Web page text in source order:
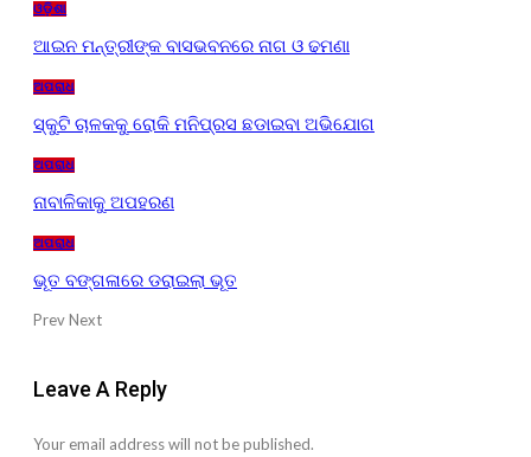
ଓଡ଼ିଶା
ଆଇନ ମନ୍ତ୍ରୀଙ୍କ ବାସଭବନରେ ନାଗ ଓ ଢମଣା
ଅପରାଧ
ସ୍କୁଟି ଚାଳକକୁ ରୋକି ମନିପ୍ରସ ଛଡାଇବା ଅଭିଯୋଗ
ଅପରାଧ
ନାବାଳିକାକୁ ଅପହରଣ
ଅପରାଧ
ଭୂତ ବଙ୍ଗଳାରେ ଡରାଇଲା ଭୂତ
PrevNext
Leave A Reply
Your email address will not be published.